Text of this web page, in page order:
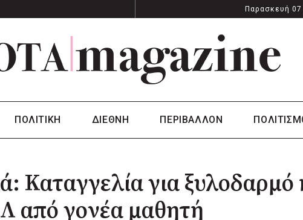
Παρασκευή 07
ΠΟΛΙΤΙΚΗ ΔΙΕΘΝΗ ΠΕΡΙΒΑΛΛΟΝ
Καταγγελία για ξυλοδαρμό
από γονέα μαθητή